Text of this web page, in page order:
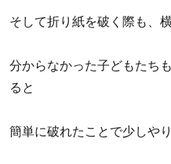
そして折り紙を破く際も、
分からなかった子どもたち
ると
簡単に破れたことで少しや